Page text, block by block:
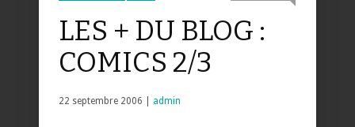
LES + DU BLOG :
COMICS 2/3
22 septembre 2006 | admin